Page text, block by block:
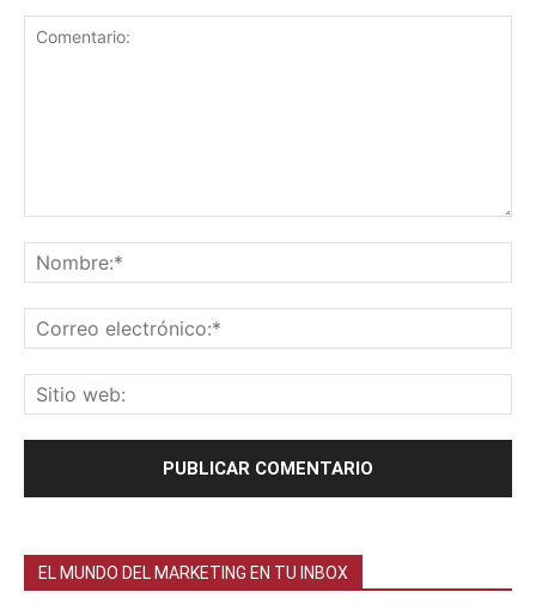
EL MUNDO DEL MARKETING EN TU INBOX